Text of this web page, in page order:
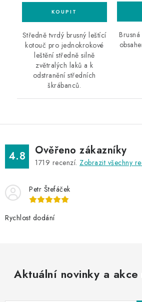
Středně tvrdý brusný leštící
kotouč pro jednokrokové
leštění středně silně
zvětralých laků a k
odstranění středních
škrábanců.
4.8 Ověřeno zákazníky
1719 recenzí. Zobrazit všechny
Petr Štefáček
Rychlost dodání
Aktuální novinky a akce